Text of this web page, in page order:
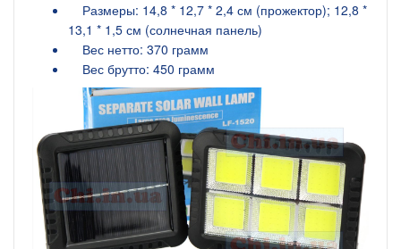
Размеры: 14,8 * 12,7 * 2,4 см (прожектор); 12,8 *
13,1 * 1,5 см (солнечная панель)
Вес нетто: 370 грамм
Вес брутто: 450 грамм